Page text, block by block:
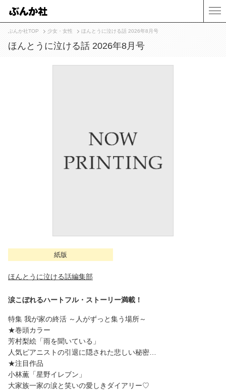
ぶんか社TOP 少女・女性 ほんとうに泣ける話 2026年8月号
ほんとうに泣ける話 2026年8月号
紙版
ほんとうに泣ける話編集部
涙こぼれるハートフル・ストーリー満載！
特集 我が家の終活 ～人がずっと集う場所～
★巻頭カラー
芳村梨絵「雨を聞いている」
人気ピアニストの引退に隠された悲しい秘密…
★注目作品
小林薫「星野イレブン」
大家族一家の涙と笑いの愛しきダイアリー♡